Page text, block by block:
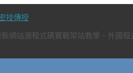
技傳授
網站源程式碼實戰架站教學、外國